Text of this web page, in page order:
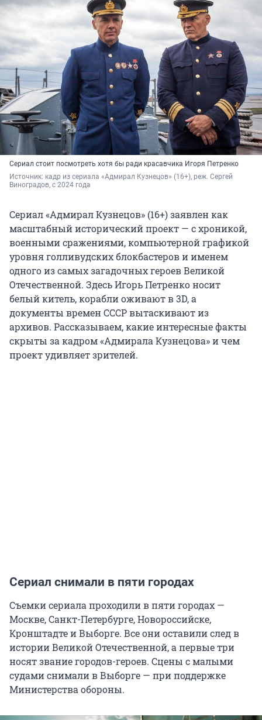
Сериал стоит посмотреть хотя бы ради красавчика Игоря Петренко
Источник: кадр из сериала «Адмирал Кузнецов» (16+), реж. Сергей
Виноградов, с 2024 года
Сериал «Адмирал Кузнецов» (16+) заявлен как
масштабный исторический проект — с хроникой,
военными сражениями, компьютерной графикой
уровня голливудских блокбастеров и именем
одного из самых загадочных героев Великой
Отечественной. Здесь Игорь Петренко носит
белый китель, корабли оживают в 3D, а
документы времен СССР вытаскивают из
архивов. Рассказываем, какие интересные факты
скрыты за кадром «Адмирала Кузнецова» и чем
проект удивляет зрителей.
Сериал снимали в пяти городах
Съемки сериала проходили в пяти городах —
Москве, Санкт-Петербурге, Новороссийске,
Кронштадте и Выборге. Все они оставили след в
истории Великой Отечественной, а первые три
носят звание городов-героев. Сцены с малыми
судами снимали в Выборге — при поддержке
Министерства обороны.